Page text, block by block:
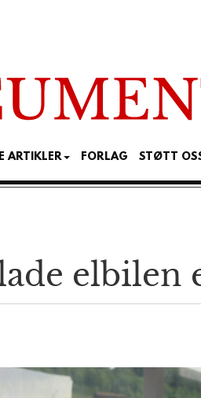
ARTIKLER FORLAG STØTT
elbilen